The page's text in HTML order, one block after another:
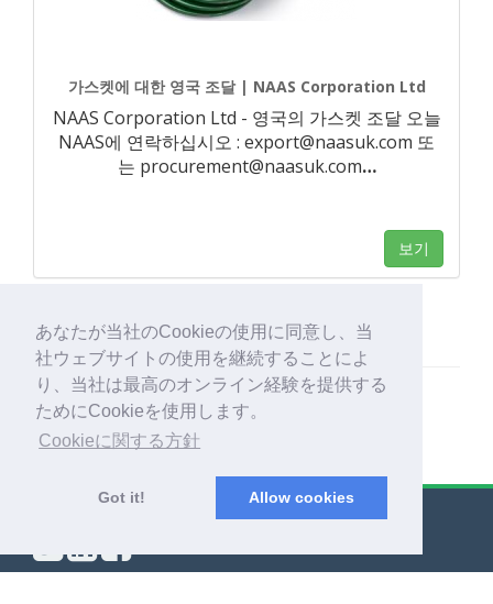
あなたが当社のCookieの使用に同意し、当
社ウェブサイトの使用を継続することによ
り、当社は最高のオンライン経験を提供する
ためにCookieを使用します。
Cookieに関する方針
Got it! Allow cookies
가스켓에 대한 영국 조달 | NAAS Corporation Ltd
NAAS Corporation Ltd - 영국의 가스켓 조달 오늘
NAAS에 연락하십시오 : export@naasuk.com 또
는 procurement@naasuk.com…
보기
© Export Worldwide 2026